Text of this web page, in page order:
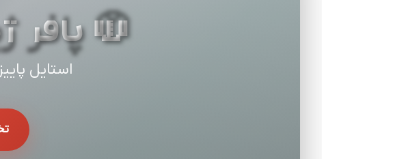
🧥 پافر
استایل